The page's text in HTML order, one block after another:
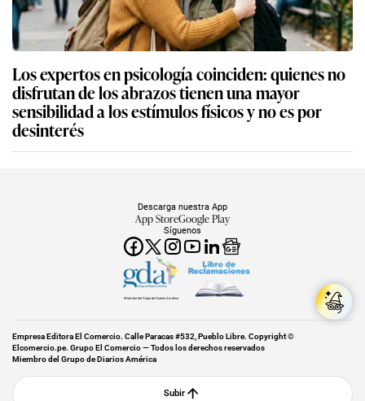
Los expertos en psicología coinciden: quienes no
disfrutan de los abrazos tienen una mayor
sensibilidad a los estímulos físicos y no es por
desinterés
Síguenos
Descarga nuestra App
App StoreGoogle Play
Miembro del Grupo de Diarios América
Empresa Editora El Comercio. Calle Paracas #532, Pueblo Libre. Copyright ©
Elcomercio.pe. Grupo El Comercio — Todos los derechos reservados
Miembro del Grupo de Diarios América
Subir